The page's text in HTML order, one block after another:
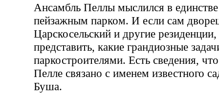
Ансамбль Пеллы мыслился в
пейзажным парком. И если сам
Царскосельский и другие
представить, какие грандиозные
паркостроителями. Есть сведения,
Пелле связано с именем известного
Буша.